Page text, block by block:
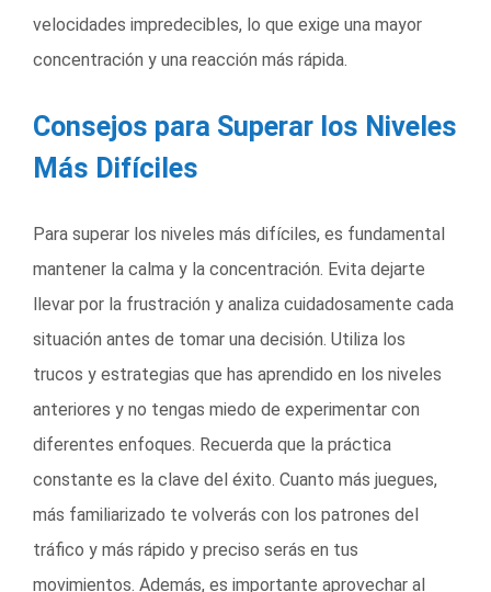
velocidades impredecibles, lo que exige una mayor
concentración y una reacción más rápida.
Consejos para Superar los Niveles
Más Difíciles
Para superar los niveles más difíciles, es fundamental
mantener la calma y la concentración. Evita dejarte
llevar por la frustración y analiza cuidadosamente cada
situación antes de tomar una decisión. Utiliza los
trucos y estrategias que has aprendido en los niveles
anteriores y no tengas miedo de experimentar con
diferentes enfoques. Recuerda que la práctica
constante es la clave del éxito. Cuanto más juegues,
más familiarizado te volverás con los patrones del
tráfico y más rápido y preciso serás en tus
movimientos. Además, es importante aprovechar al